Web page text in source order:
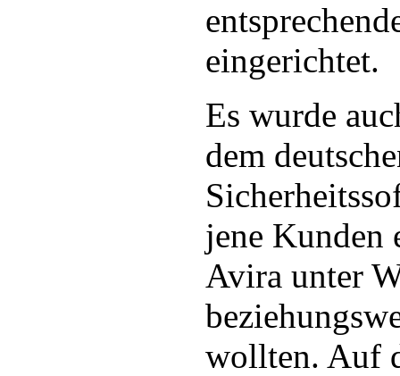
eingerichtet.
Es wurde
dem
jene Kunden
Avira unter
wollten. Auf